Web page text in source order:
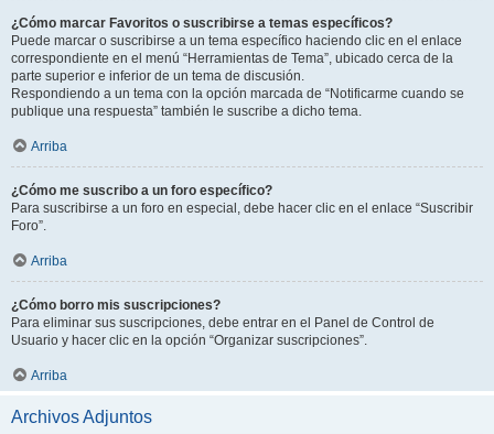
¿Cómo marcar Favoritos o suscribirse a temas específicos?
Puede marcar o suscribirse a un tema específico haciendo clic en el enlace
correspondiente en el menú “Herramientas de Tema”, ubicado cerca de la
parte superior e inferior de un tema de discusión.
Respondiendo a un tema con la opción marcada de “Notificarme cuando se
publique una respuesta” también le suscribe a dicho tema.
Arriba
¿Cómo me suscribo a un foro específico?
Para suscribirse a un foro en especial, debe hacer clic en el enlace “Suscribir
Foro”.
Arriba
¿Cómo borro mis suscripciones?
Para eliminar sus suscripciones, debe entrar en el Panel de Control de
Usuario y hacer clic en la opción “Organizar suscripciones”.
Arriba
Archivos Adjuntos